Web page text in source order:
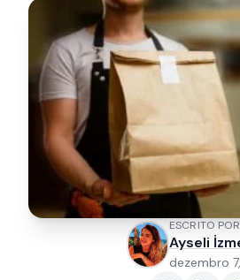
ESCRITO POR
Ayseli
dezembro